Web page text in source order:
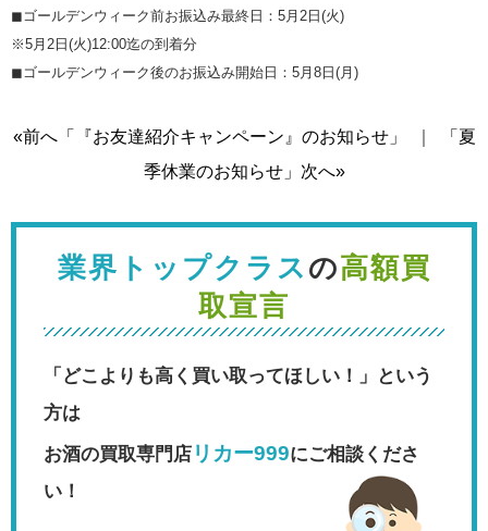
◼︎ゴールデンウィーク前お振込み最終日：5月2日(火)
※5月2日(火)12:00迄の到着分
◼︎ゴールデンウィーク後のお振込み開始日：5月8日(月)
«前へ「『お友達紹介キャンペーン』のお知らせ」
「夏
季休業のお知らせ」次へ»
業界トップクラス の高額買
取宣言
「どこよりも高く買い取ってほしい！」という
方は
お酒の買取専門店 リカー999にご相談くださ
い！